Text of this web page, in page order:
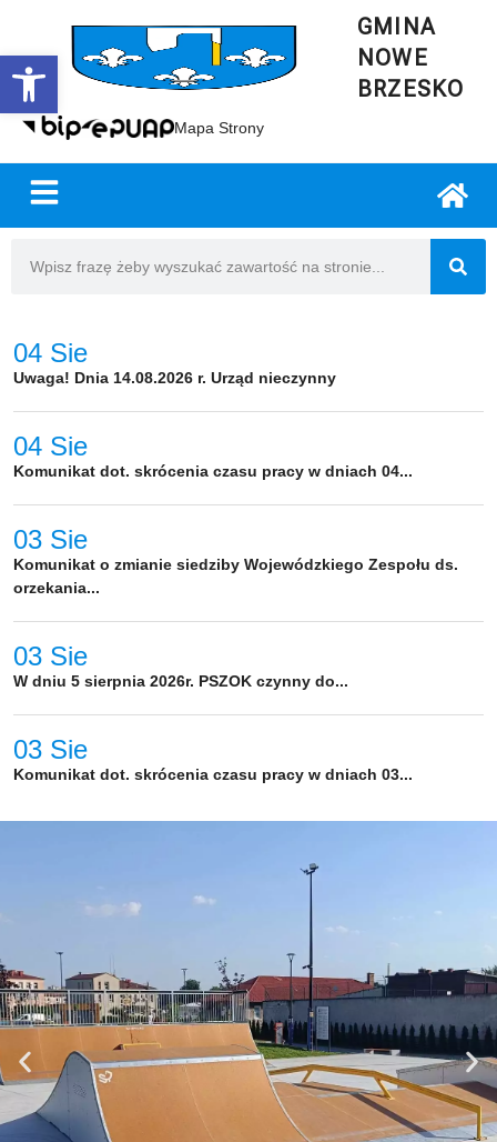
Open toolbar
GMINA
NOWE
BRZESKO
Mapa Strony
04 Sie
Uwaga! Dnia 14.08.2026 r. Urząd nieczynny
04 Sie
Komunikat dot. skrócenia czasu pracy w dniach 04...
03 Sie
Komunikat o zmianie siedziby Wojewódzkiego Zespołu ds.
orzekania...
03 Sie
W dniu 5 sierpnia 2026r. PSZOK czynny do...
03 Sie
Komunikat dot. skrócenia czasu pracy w dniach 03...